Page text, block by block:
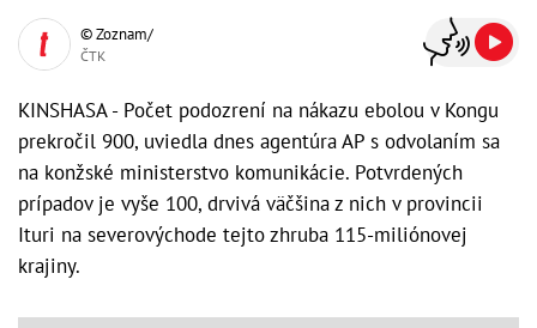
© Zoznam/
ČTK
KINSHASA - Počet podozrení na nákazu ebolou v Kongu
prekročil 900, uviedla dnes agentúra AP s odvolaním sa
na konžské ministerstvo komunikácie. Potvrdených
prípadov je vyše 100, drvivá väčšina z nich v provincii
Ituri na severovýchode tejto zhruba 115-miliónovej
krajiny.